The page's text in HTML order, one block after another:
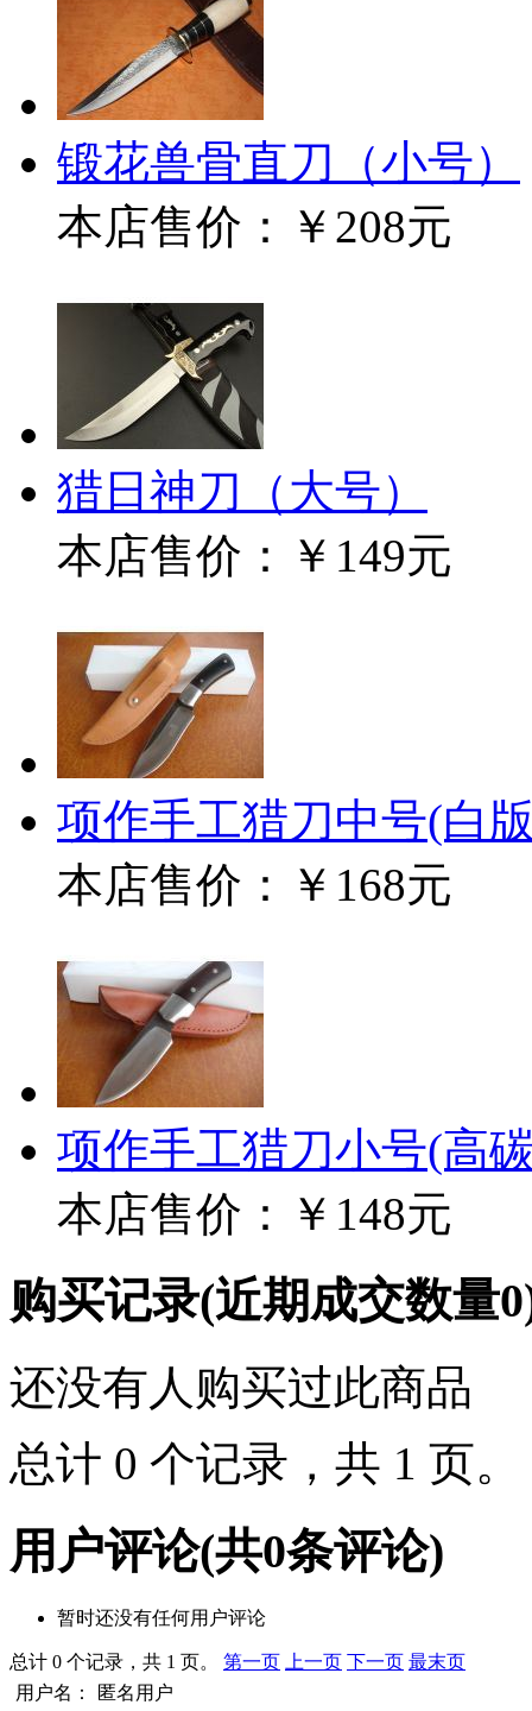
锻花兽骨直刀（小号）
本店售价：
￥208元
猎日神刀（大号）
本店售价：
￥149元
项作手工猎刀中号(白
本店售价：
￥168元
项作手工猎刀小号(高
本店售价：
￥148元
购买记录(近期成交数量0
还没有人购买过此商品
总计 0 个记录，共 1 页。
用户评论(共0条评论)
暂时还没有任何用户评论
总计 0 个记录，共 1 页。 第一页 上一页 下一页 最末页
用户名：
匿名用户